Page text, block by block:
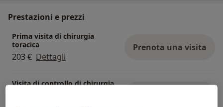
Prestazioni e prezzi
Prima visita di chirurgia
toracica
203 € Dettagli
Prenota una visita
Visita di controllo di chirurgia